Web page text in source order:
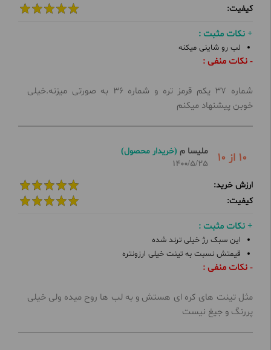
کیفیت:
+ نکات مثبت :
لب رو شاینی میکنه
- نکات منفی :
شماره 37 یکم قرمز تره و شماره 36 به صورتی میزنه.خیلی
خوبن پیشنهاد میکنم
10 از 10 ملیسا م (خریدار محصول)
1400/5/25
ارزش خرید:
کیفیت:
+ نکات مثبت :
این سبک رژ خیلی ترند شده
قیمتش نسبت به تینت خیلی ارزونتره
- نکات منفی :
مثل تینت های کره ای هستش و به لب ها روح میده ولی خیلی
پررنگ و جیغ نیست